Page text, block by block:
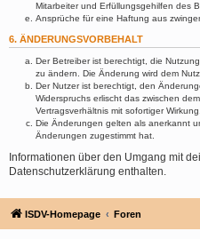
Mitarbeiter und Erfüllungsgehilfen des
Ansprüche für eine Haftung aus
6. ÄNDERUNGSVORBEHALT
Der Betreiber ist berechtigt, die
zu ändern. Die Änderung wird dem
Der Nutzer ist berechtigt, den
Widerspruchs erlischt das zwischen
Vertragsverhältnis mit sofortiger Wirkung.
Die Änderungen gelten als anerkannt
Änderungen zugestimmt hat.
Informationen über den Umgang mit
Datenschutzerklärung enthalten.
ISDV-Homepage Foren